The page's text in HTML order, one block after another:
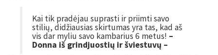
Kai tik pradėjau suprasti ir priimti savo
stilių, didžiausias skirtumas yra tas, kad aš
vis dar myliu savo kambarius 6 metus! –
Donna iš grindjuostių ir šviestuvų –